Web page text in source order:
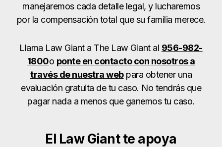
manejaremos cada detalle legal, y lucharemos
por la compensación total que su familia merece.
Llama Law Giant a The Law Giant al 956-982-
1800o ponte en contacto con nosotros a
través de nuestra webpara obtener una
evaluación gratuita de tu caso. No tendrás que
pagar nada a menos que ganemos tu caso.
El Law Giant te apoya